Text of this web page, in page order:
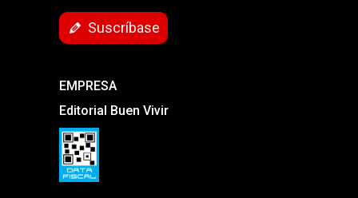
Suscríbase
EMPRESA
Editorial Buen Vivir